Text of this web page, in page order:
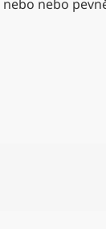
nebo nebo